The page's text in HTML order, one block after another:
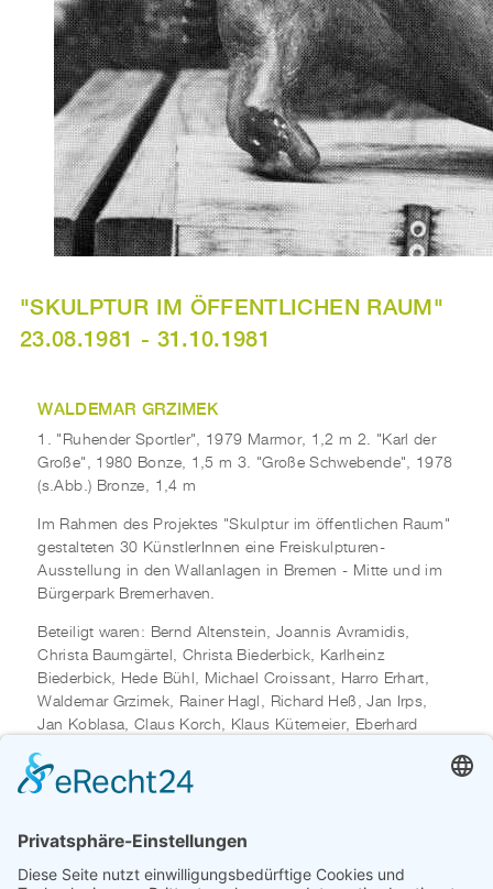
"SKULPTUR IM ÖFFENTLICHEN RAUM"
23.08.1981 - 31.10.1981
WALDEMAR GRZIMEK
1. "Ruhender Sportler", 1979 Marmor, 1,2 m 2. "Karl der
Große", 1980 Bonze, 1,5 m 3. "Große Schwebende", 1978
(s.Abb.) Bronze, 1,4 m
Im Rahmen des Projektes "Skulptur im öffentlichen Raum"
gestalteten 30 KünstlerInnen eine Freiskulpturen-
Ausstellung in den Wallanlagen in Bremen - Mitte und im
Bürgerpark Bremerhaven.
Beteiligt waren: Bernd Altenstein, Joannis Avramidis,
Christa Baumgärtel, Christa Biederbick, Karlheinz
Biederbick, Hede Bühl, Michael Croissant, Harro Erhart,
Waldemar Grzimek, Rainer Hagl, Richard Heß, Jan Irps,
Jan Koblasa, Claus Korch, Klaus Kütemeier, Eberhard
Otto, Gert Rappenecker, Franz Raßl, Walter Rempp,
Joachim Schmettau, Karl-Henning Seemann, Gunther
Jürgen Weber, Martha Zöllner